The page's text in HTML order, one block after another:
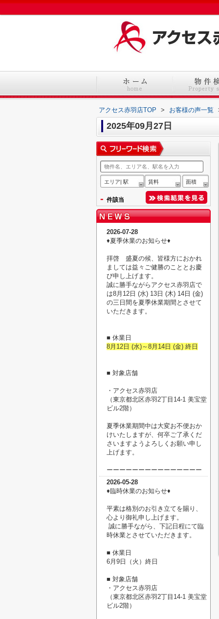
アクセス赤羽店TOP > お客様の声一覧
2025年09月27日
エリア| 駅 賃料 面積
- 件該当
2026-07-28
♦︎夏季休業のお知らせ♦︎
拝啓 盛夏の候、皆様方におかれ
ましては益々ご健勝のこととお慶
び申し上げます。
誠に勝手ながらアクセス赤羽店で
は8月12日 (水) 13日 (木) 14日 (金)
の三日間を夏季休業期間とさせて
いただきます。
■ 休業日
8月12日 (水)～8月14日 (金) 終日
■ 対象店舗
・アクセス赤羽店
（東京都北区赤羽2丁目14-1 美宝堂
ビル2階）
夏季休業期間中は大変お不便おか
けいたしますが、何卒ご了承くだ
さいますようよろしくお願い申し
上げます。
ーーーーーーーーーーーーーーー
2026-05-28
♦臨時休業のお知らせ♦
平素は格別のお引き立てを賜り、
心より御礼申し上げます。
誠に勝手ながら、下記日程にて臨
時休業とさせていただきます。
■ 休業日
6月9日（火）終日
■ 対象店舗
・アクセス赤羽店
（東京都北区赤羽2丁目14-1 美宝堂
ビル2階）